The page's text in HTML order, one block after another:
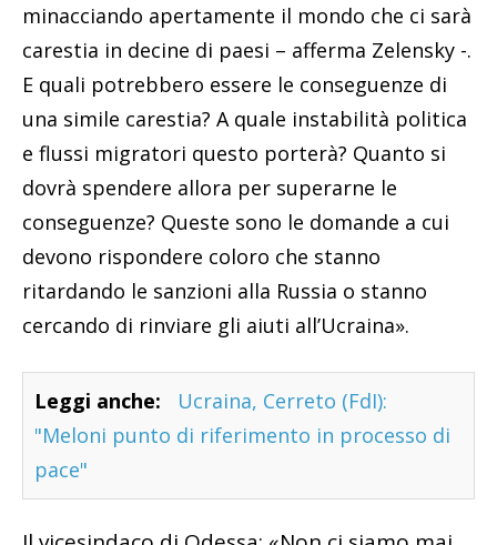
minacciando apertamente il mondo che ci sarà
carestia in decine di paesi – afferma Zelensky -.
E quali potrebbero essere le conseguenze di
una simile carestia? A quale instabilità politica
e flussi migratori questo porterà? Quanto si
dovrà spendere allora per superarne le
conseguenze? Queste sono le domande a cui
devono rispondere coloro che stanno
ritardando le sanzioni alla Russia o stanno
cercando di rinviare gli aiuti all’Ucraina».
Leggi anche:
Ucraina, Cerreto (FdI):
"Meloni punto di riferimento in processo di
pace"